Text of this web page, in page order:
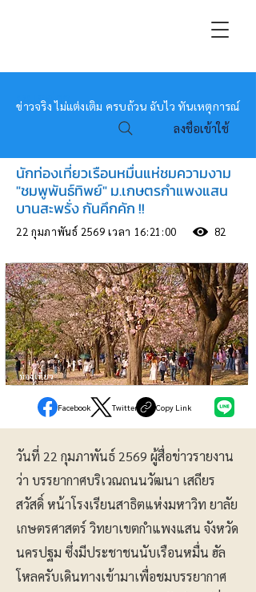
หมอข่าว
ข่าวจริง ไม่แต่งเติม ครบถ้วน ฉับไว ทันเหตุการณ์
ลงชื่อเข้าใช้
นักท่องเที่ยวเรือนหมื่นแห่ชมความงาม
"ชมพูพันธ์ทิพย์" ม.เกษตรกำแพงแสน
บานสะพรั่ง กันคึกคัก !!
22 กุมภาพันธ์ 2569 เวลา 16:21:00 82
ท่องเที่ยว
Facebook Twitter Copy Link
วันที่ 22 กุมภาพันธ์ 2569 ผู้สื่อข่าวรายงาน
ว่า บรรยากาศบริเวณถนนวัฒนา เสถียร
สวัสดิ์ หน้าโรงเรียนสาธิตแห่งมหาวิท ยาลัย
เกษตรศาสตร์ วิทยาเขตกำแพงแสน จังหวัด
นครปฐม ซึ่งมีประชาชนนับเรือนหมื่น ฮัล
โหลครับเดินทางเข้ามาเพื่อชมบรรยากาศ